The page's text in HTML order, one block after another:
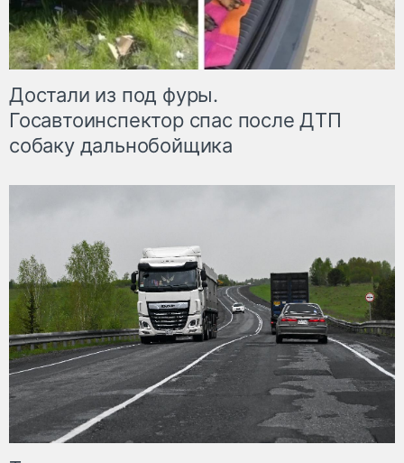
Достали из под фуры.
Госавтоинспектор спас после ДТП
собаку дальнобойщика